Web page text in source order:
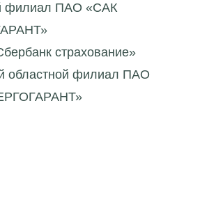
филиал ПАО «САК
страхование»
областной филиал ПАО